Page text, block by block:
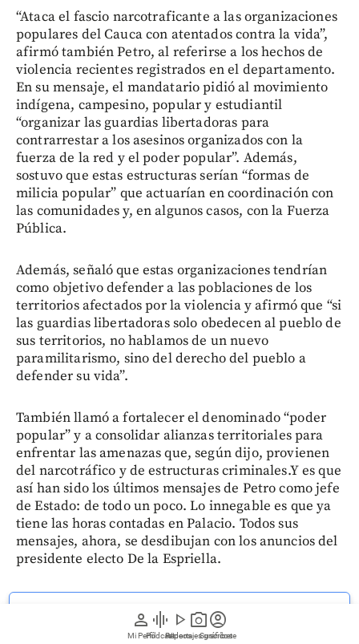
person
Mi Perfil
graphic_eq
Pódcast
play_arrow
Videos
photo_camera
Reportajes gráficos
account_circle
Suscríbete
“Ataca el fascio narcotraficante a las organizaciones
populares del Cauca con atentados contra la vida”,
afirmó también Petro, al referirse a los hechos de
violencia recientes registrados en el departamento.
En su mensaje, el mandatario pidió al movimiento
indígena, campesino, popular y estudiantil
“organizar las guardias libertadoras para
contrarrestar a los asesinos organizados con la
fuerza de la red y el poder popular”. Además,
sostuvo que estas estructuras serían “formas de
milicia popular” que actuarían en coordinación con
las comunidades y, en algunos casos, con la Fuerza
Pública.
Además, señaló que estas organizaciones tendrían
como objetivo defender a las poblaciones de los
territorios afectados por la violencia y afirmó que “si
las guardias libertadoras solo obedecen al pueblo de
sus territorios, no hablamos de un nuevo
paramilitarismo, sino del derecho del pueblo a
defender su vida”.
También llamó a fortalecer el denominado “poder
popular” y a consolidar alianzas territoriales para
enfrentar las amenazas que, según dijo, provienen
del narcotráfico y de estructuras criminales.Y es que
así han sido los últimos mensajes de Petro como jefe
de Estado: de todo un poco. Lo innegable es que ya
tiene las horas contadas en Palacio. Todos sus
mensajes, ahora, se desdibujan con los anuncios del
presidente electo De la Espriella.
Siga las noticias de EL COLOMBIANO desde Google
News